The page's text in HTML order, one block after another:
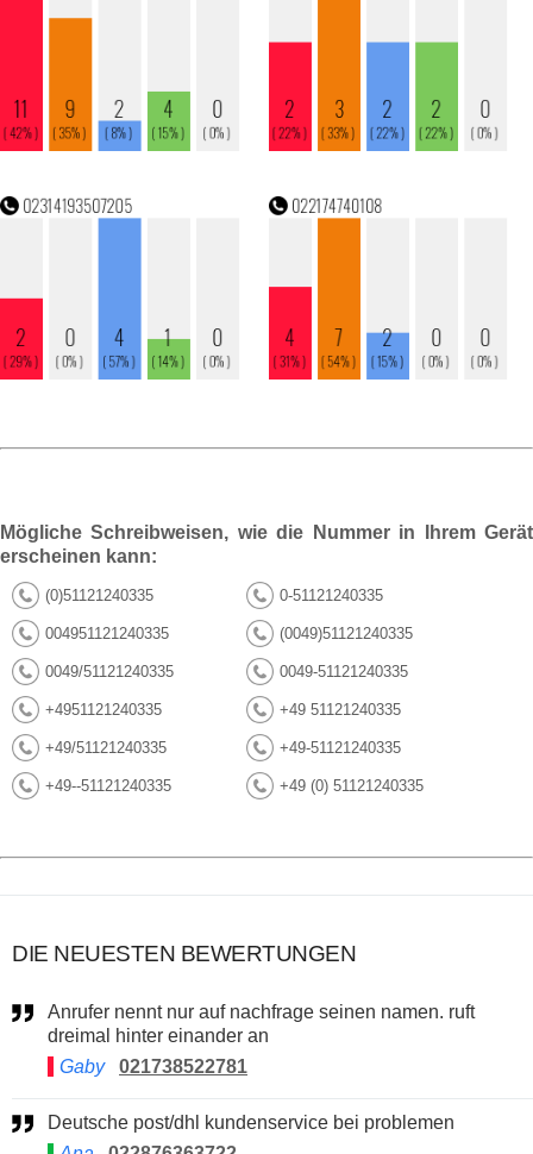
Mögliche Schreibweisen, wie die Nummer in Ihrem Gerät
erscheinen kann:
(0)51121240335 0-51121240335
004951121240335 (0049)51121240335
0049/51121240335 0049-51121240335
+4951121240335 +49 51121240335
+49/51121240335 +49-51121240335
+49--51121240335 +49 (0) 51121240335
DIE NEUESTEN BEWERTUNGEN
Anrufer nennt nur auf nachfrage seinen namen. ruft
dreimal hinter einander an
Gaby
021738522781
Deutsche post/dhl kundenservice bei problemen